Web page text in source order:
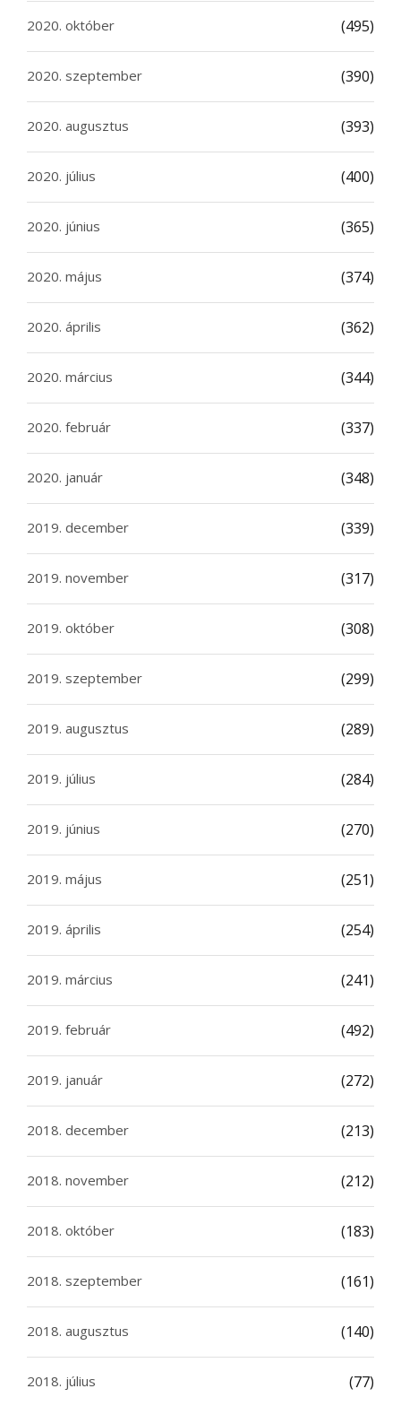
2020. október (495)
2020. szeptember (390)
2020. augusztus (393)
2020. július (400)
2020. június (365)
2020. május (374)
2020. április (362)
2020. március (344)
2020. február (337)
2020. január (348)
2019. december (339)
2019. november (317)
2019. október (308)
2019. szeptember (299)
2019. augusztus (289)
2019. július (284)
2019. június (270)
2019. május (251)
2019. április (254)
2019. március (241)
2019. február (492)
2019. január (272)
2018. december (213)
2018. november (212)
2018. október (183)
2018. szeptember (161)
2018. augusztus (140)
2018. július (77)